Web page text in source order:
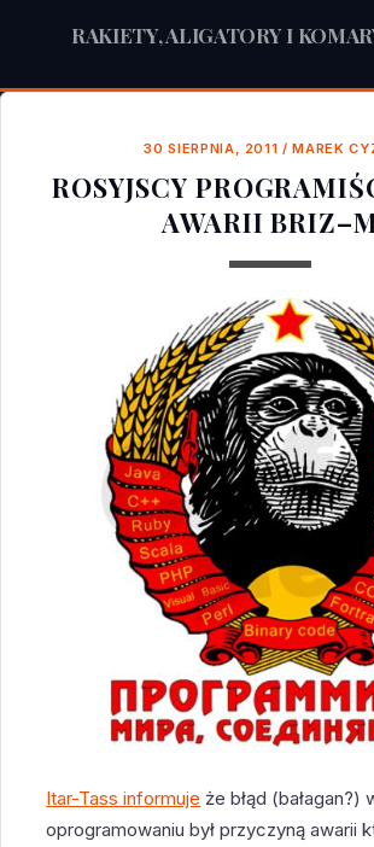
RAKIETY, ALIGATORY I
30 SIERPNIA, 2011 /MAREK
ROSYJSCY
AWARII
Itar-Tass informuje że błąd (bałagan?)
oprogramowaniu był przyczyną awarii